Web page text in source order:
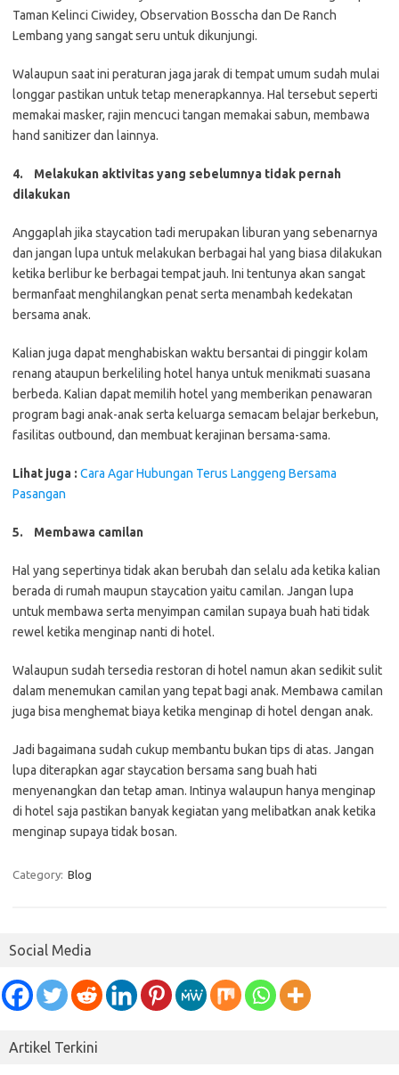
Taman Kelinci Ciwidey, Observation Bosscha dan De Ranch
Lembang yang sangat seru untuk dikunjungi.
Walaupun saat ini peraturan jaga jarak di tempat umum sudah mulai
longgar pastikan untuk tetap menerapkannya. Hal tersebut seperti
memakai masker, rajin mencuci tangan memakai sabun, membawa
hand sanitizer dan lainnya.
4. Melakukan aktivitas yang sebelumnya tidak pernah
dilakukan
Anggaplah jika staycation tadi merupakan liburan yang sebenarnya
dan jangan lupa untuk melakukan berbagai hal yang biasa dilakukan
ketika berlibur ke berbagai tempat jauh. Ini tentunya akan sangat
bermanfaat menghilangkan penat serta menambah kedekatan
bersama anak.
Kalian juga dapat menghabiskan waktu bersantai di pinggir kolam
renang ataupun berkeliling hotel hanya untuk menikmati suasana
berbeda. Kalian dapat memilih hotel yang memberikan penawaran
program bagi anak-anak serta keluarga semacam belajar berkebun,
fasilitas outbound, dan membuat kerajinan bersama-sama.
Lihat juga : Cara Agar Hubungan Terus Langgeng Bersama
Pasangan
5. Membawa camilan
Hal yang sepertinya tidak akan berubah dan selalu ada ketika kalian
berada di rumah maupun staycation yaitu camilan. Jangan lupa
untuk membawa serta menyimpan camilan supaya buah hati tidak
rewel ketika menginap nanti di hotel.
Walaupun sudah tersedia restoran di hotel namun akan sedikit sulit
dalam menemukan camilan yang tepat bagi anak. Membawa camilan
juga bisa menghemat biaya ketika menginap di hotel dengan anak.
Jadi bagaimana sudah cukup membantu bukan tips di atas. Jangan
lupa diterapkan agar staycation bersama sang buah hati
menyenangkan dan tetap aman. Intinya walaupun hanya menginap
di hotel saja pastikan banyak kegiatan yang melibatkan anak ketika
menginap supaya tidak bosan.
Category: Blog
Social Media
Artikel Terkini